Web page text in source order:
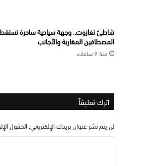
شاطئ تغازوت.. وجهة سياحية ساحرة
المصطافين المغاربة والأجانب
منذ 9 ساعات
اترك تعليقاً
لن يتم نشر عنوان بريدك الإلكتروني. الحقول